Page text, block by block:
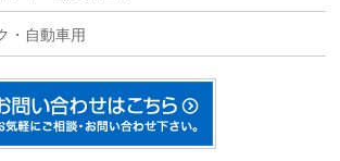
・自動車用